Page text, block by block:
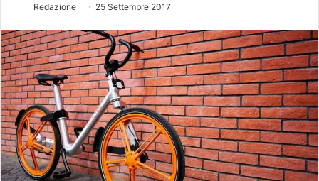
Redazione 25 Settembre 2017